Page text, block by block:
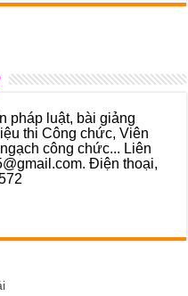
pháp luật, bài giảng
thi Công chức, Viên
công chức... Liên
Điện thoại,